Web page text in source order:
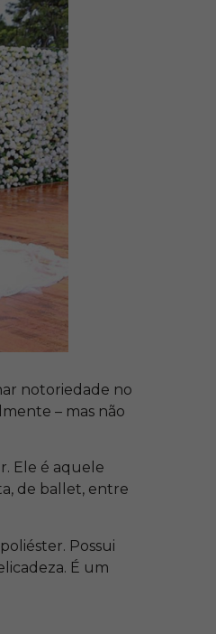
notoriedade no
– mas não
Ele é aquele
de ballet, entre
Possui
É um